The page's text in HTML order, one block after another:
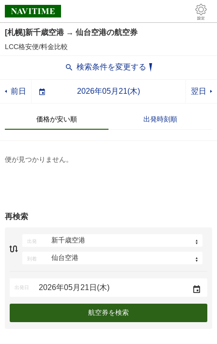
[札幌]新千歳空港 → 仙台空港の航空券
LCC格安便/料金比較
検索条件を変更する
前日 翌日
価格が安い順 出発時刻順
便が見つかりません。
再検索
出発
到着
出発日
航空券を検索